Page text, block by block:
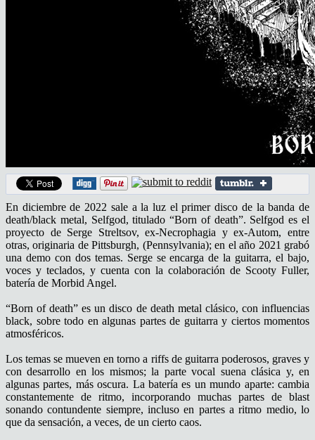
En diciembre de 2022 sale a la luz el primer disco de la banda de
death/black metal, Selfgod, titulado “Born of death”. Selfgod es el
proyecto de Serge Streltsov, ex-Necrophagia y ex-Autom, entre
otras, originaria de Pittsburgh, (Pennsylvania); en el año 2021 grabó
una demo con dos temas. Serge se encarga de la guitarra, el bajo,
voces y teclados, y cuenta con la colaboración de Scooty Fuller,
batería de Morbid Angel.
“Born of death” es un disco de death metal clásico, con influencias
black, sobre todo en algunas partes de guitarra y ciertos momentos
atmosféricos.
Los temas se mueven en torno a riffs de guitarra poderosos, graves y
con desarrollo en los mismos; la parte vocal suena clásica y, en
algunas partes, más oscura. La batería es un mundo aparte: cambia
constantemente de ritmo, incorporando muchas partes de blast
sonando contundente siempre, incluso en partes a ritmo medio, lo
que da sensación, a veces, de un cierto caos.